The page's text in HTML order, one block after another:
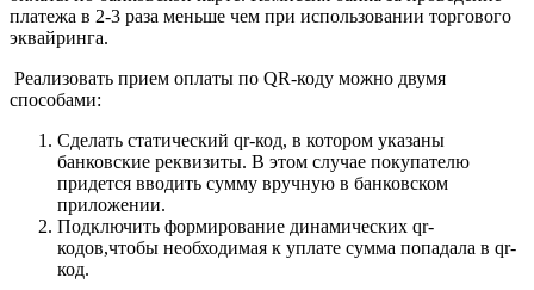
платежа в 2-3 раза меньше чем при использовании торгового
эквайринга.
Реализовать прием оплаты по QR-коду можно двумя
способами:
Сделать статический qr-код, в котором указаны
банковские реквизиты. В этом случае покупателю
придется вводить сумму вручную в банковском
приложении.
Подключить формирование динамических qr-
кодов,чтобы необходимая к уплате сумма попадала в qr-
код.